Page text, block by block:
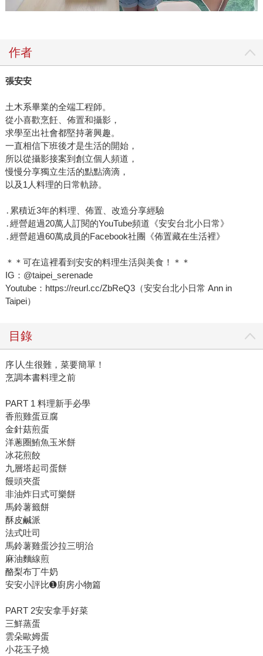
作者
張安安
土木系畢業的全端工程師。
從小喜歡烹飪、佈置和攝影，
求學至出社會都堅持著興趣。
一直相信下班後才是生活的開始，
所以從攝影接案到創立個人頻道，
慢慢分享獨立生活的點點滴滴，
以及1人料理的日常軌跡。
․累積近3年的料理、佈置、改造分享經驗
․經營超過20萬人訂閱的YouTube頻道《安安台北小日常》
․經營超過60萬成員的Facebook社團《佈置藏在生活裡》
＊＊可在這裡看到安安的料理生活與美食！＊＊
IG：@taipei_serenade
Youtube：https://reurl.cc/ZbReQ3（安安台北小日常 Ann in
Taipei）
目錄
序∣人生很難，菜要簡單！
烹調本書料理之前
PART 1 料理新手必學
香煎雞蛋豆腐
金針菇煎蛋
洋蔥圈鮪魚玉米餅
冰花煎餃
九層塔起司蛋餅
饅頭夾蛋
非油炸日式可樂餅
馬鈴薯籤餅
酥皮鹹派
法式吐司
馬鈴薯雞蛋沙拉三明治
麻油麵線煎
酪梨布丁牛奶
安安小評比➊廚房小物篇
PART 2安安拿手好菜
三鮮蒸蛋
雲朵歐姆蛋
小花玉子燒